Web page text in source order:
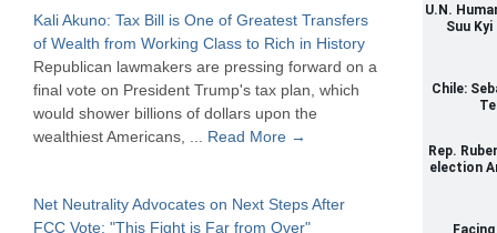
Kali Akuno: Tax Bill is One of Greatest Transfers
of Wealth from Working Class to Rich in History
Republican lawmakers are pressing forward on a
final vote on President Trump's tax plan, which
would shower billions of dollars upon the
wealthiest Americans, ... Read More →
Net Neutrality Advocates on Next Steps After
FCC Vote: "This Fight is Far from Over"
U.N.
Suu
Chile:
Rep.
election